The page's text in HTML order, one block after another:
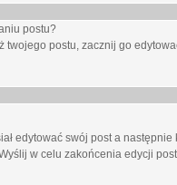
postu?
twojego postu, zacznij go
edytować swój post a
w celu zakońcenia edycji